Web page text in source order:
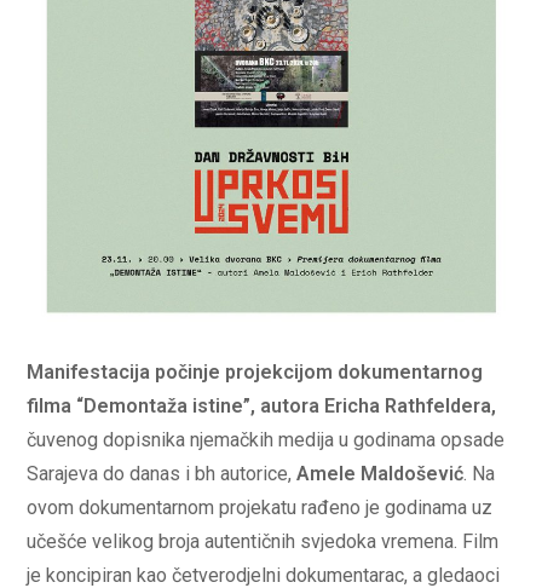
Manifestacija počinje projekcijom dokumentarnog
filma “Demontaža istine”, autora Ericha Rathfeldera,
čuvenog dopisnika njemačkih medija u godinama opsade
Sarajeva do danas i bh autorice,Amele Maldošević. Na
ovom dokumentarnom projekatu rađeno je godinama uz
učešće velikog broja autentičnih svjedoka vremena. Film
je koncipiran kao četverodjelni dokumentarac, a gledaoci